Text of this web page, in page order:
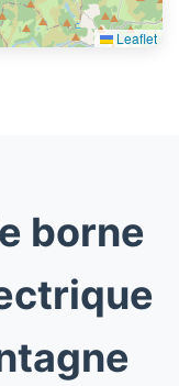
Leaflet
borne